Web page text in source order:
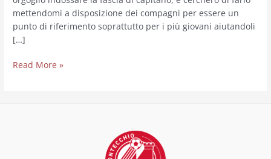
mettendomi a disposizione dei compagni per essere un
punto di riferimento soprattutto per i più giovani aiutandoli
[…]
Read More »